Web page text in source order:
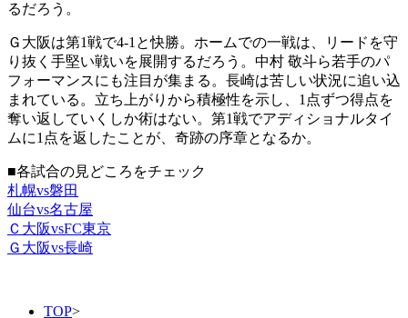
るだろう。
Ｇ大阪は第1戦で4-1と快勝。ホームでの一戦は、リードを守
り抜く手堅い戦いを展開するだろう。中村 敬斗ら若手のパ
フォーマンスにも注目が集まる。長崎は苦しい状況に追い込
まれている。立ち上がりから積極性を示し、1点ずつ得点を
奪い返していくしか術はない。第1戦でアディショナルタイ
ムに1点を返したことが、奇跡の序章となるか。
■各試合の見どころをチェック
札幌vs磐田
仙台vs名古屋
Ｃ大阪vsFC東京
Ｇ大阪vs長崎
TOP>